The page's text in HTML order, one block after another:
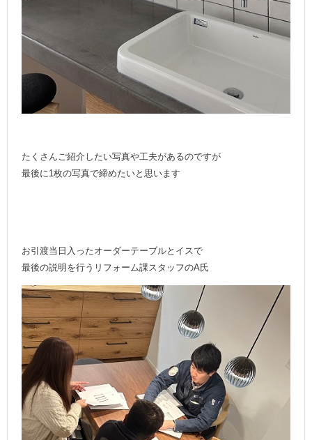
たくさんご紹介したい写真や工夫があるのですが
最後に1枚の写真で締めたいと思います
お引渡当日入ったオーダーテーブルとイスで
最後の説明を行うリフォーム課スタッフのA氏